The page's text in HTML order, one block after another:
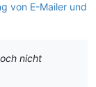
von E-Mailer und
nicht